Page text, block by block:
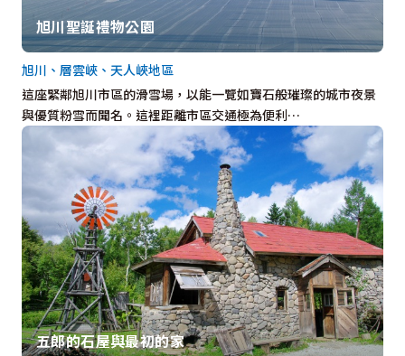
旭川聖誕禮物公園
這座緊鄰旭川市區的滑雪場，以能一覽如寶石般璀璨的城市夜景
與優質粉雪而聞名。這裡距離市區交通極為便利…
旭川、層雲峽、天人峽地區
五郎的石屋與最初的家